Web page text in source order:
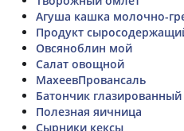
Агуша кашка молочно-
Продукт
Овсяноблин мой
Салат овощной
МахеевПровансаль
Батончик
Полезная яичница
Сырники кексы